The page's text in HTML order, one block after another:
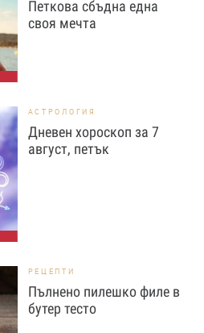
Петкова сбъдна една
своя мечта
АСТРОЛОГИЯ
Дневен хороскоп за 7
август, петък
РЕЦЕПТИ
Пълнено пилешко филе в
бутер тесто